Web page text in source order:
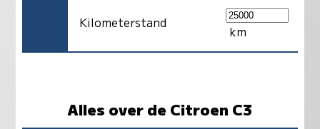
Kilometerstand
km
Alles over de Citroen C3